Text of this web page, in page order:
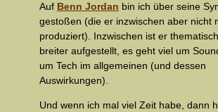
Auf Benn Jordan bin ich über seine
gestoßen (die er inzwischen aber nicht
produziert). Inzwischen ist er
breiter aufgestellt, es geht viel um
um Tech im allgemeinen (und dessen
Auswirkungen).
Und wenn ich mal viel Zeit habe, dann